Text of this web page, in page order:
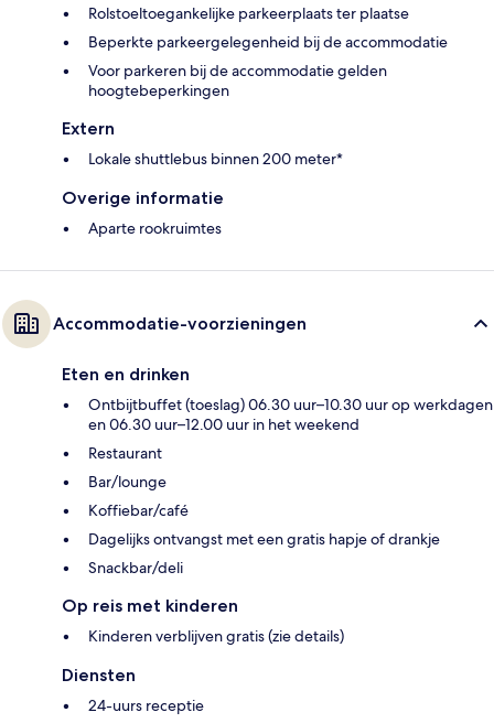
Rolstoeltoegankelijke parkeerplaats ter plaatse
Beperkte parkeergelegenheid bij de accommodatie
Voor parkeren bij de accommodatie gelden
hoogtebeperkingen
Extern
Lokale shuttlebus binnen 200 meter*
Overige informatie
Aparte rookruimtes
Accommodatie-voorzieningen
Eten en drinken
Ontbijtbuffet (toeslag) 06.30 uur–10.30 uur op werkdagen
en 06.30 uur–12.00 uur in het weekend
Restaurant
Bar/lounge
Koffiebar/café
Dagelijks ontvangst met een gratis hapje of drankje
Snackbar/deli
Op reis met kinderen
Kinderen verblijven gratis (zie details)
Diensten
24-uurs receptie